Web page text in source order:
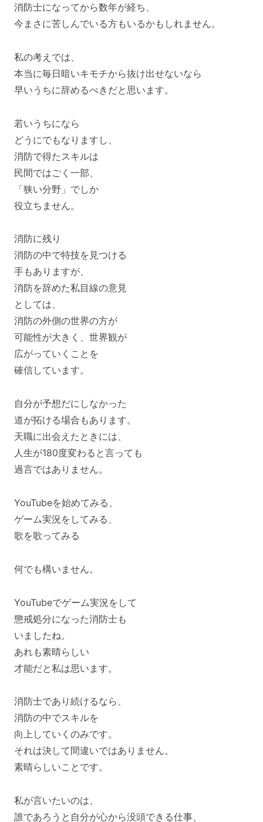
消防士になってから数年が経ち、
今まさに苦しんでいる方もいるかもしれません。
私の考えでは、
本当に毎日暗いキモチから抜け出せないなら
早いうちに辞めるべきだと思います。
若いうちになら
どうにでもなりますし、
消防で得たスキルは
民間ではごく一部、
「狭い分野」でしか
役立ちません。
消防に残り
消防の中で特技を見つける
手もありますが、
消防を辞めた私目線の意見
としては、
消防の外側の世界の方が
可能性が大きく、世界観が
広がっていくことを
確信しています。
自分が予想だにしなかった
道が拓ける場合もあります。
天職に出会えたときには、
人生が180度変わると言っても
過言ではありません。
YouTubeを始めてみる、
ゲーム実況をしてみる、
歌を歌ってみる
何でも構いません。
YouTubeでゲーム実況をして
懲戒処分になった消防士も
いましたね。
あれも素晴らしい
才能だと私は思います。
消防士であり続けるなら、
消防の中でスキルを
向上していくのみです。
それは決して間違いではありません。
素晴らしいことです。
私が言いたいのは、
誰であろうと自分が心から没頭できる仕事、